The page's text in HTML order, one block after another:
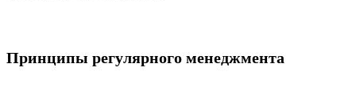
Принципы регулярного менеджмента